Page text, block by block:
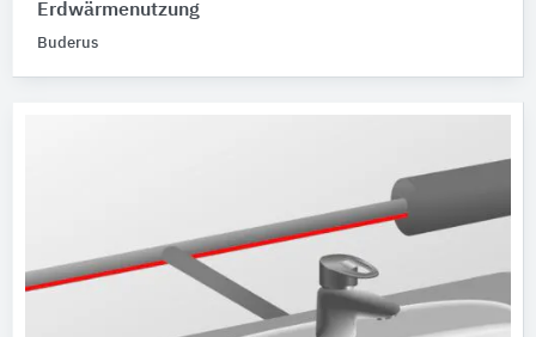
Erdwärmenutzung
Buderus